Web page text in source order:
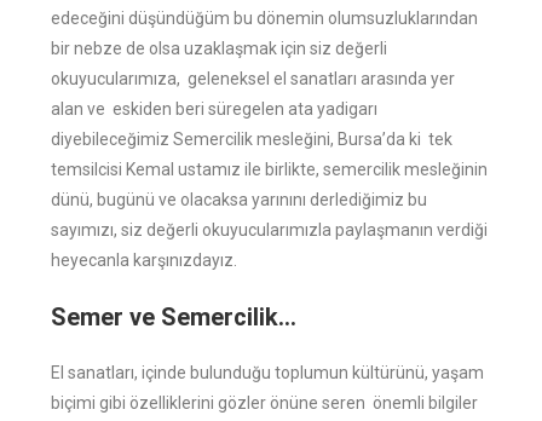
edeceğini düşündüğüm bu dönemin olumsuzluklarından
bir nebze de olsa uzaklaşmak için siz değerli
okuyucularımıza, geleneksel el sanatları arasında yer
alan ve eskiden beri süregelen ata yadigarı
diyebileceğimiz Semercilik mesleğini, Bursa’da ki tek
temsilcisi Kemal ustamız ile birlikte, semercilik mesleğinin
dünü, bugünü ve olacaksa yarınını derlediğimiz bu
sayımızı, siz değerli okuyucularımızla paylaşmanın verdiği
heyecanla karşınızdayız.
Semer ve Semercilik…
El sanatları, içinde bulunduğu toplumun kültürünü, yaşam
biçimi gibi özelliklerini gözler önüne seren önemli bilgiler